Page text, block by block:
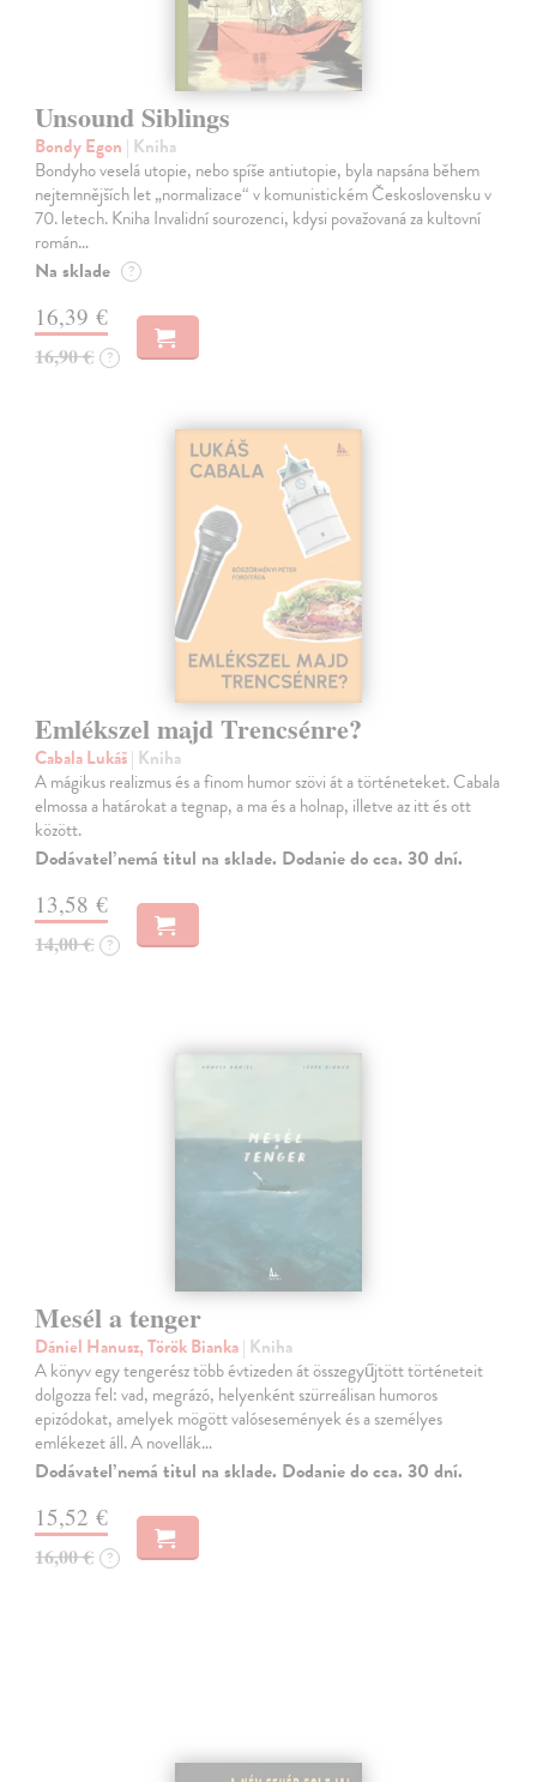
Unsound Siblings
Bondy Egon | Kniha
Bondyho veselá utopie, nebo spíše antiutopie, byla napsána během
nejtemnějších let „normalizace“ v komunistickém Československu v
70. letech. Kniha Invalidní sourozenci, kdysi považovaná za kultovní
román…
Na sklade ?
16,39 €
16,90 € ?
Emlékszel majd Trencsénre?
Cabala Lukáš| Kniha
A mágikus realizmus és a finom humor szövi át a történeteket. Cabala
elmossa a határokat a tegnap, a ma és a holnap, illetve az itt és ott
között.
Dodávateľ nemá titul na sklade. Dodanie do cca. 30 dní.
13,58 €
14,00 € ?
Mesél a tenger
Dániel Hanusz, Török Bianka| Kniha
A könyv egy tengerész több évtizeden át összegyűjtött történeteit
dolgozza fel: vad, megrázó, helyenként szürreálisan humoros
epizódokat, amelyek mögött valósesemények és a személyes
emlékezet áll. A novellák…
Dodávateľ nemá titul na sklade. Dodanie do cca. 30 dní.
15,52 €
16,00 € ?